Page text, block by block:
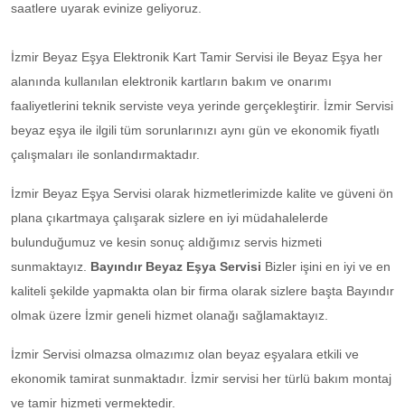
saatlere uyarak evinize geliyoruz.
İzmir Beyaz Eşya Elektronik Kart Tamir Servisi ile Beyaz Eşya her
alanında kullanılan elektronik kartların bakım ve onarımı
faaliyetlerini teknik serviste veya yerinde gerçekleştirir. İzmir Servisi
beyaz eşya ile ilgili tüm sorunlarınızı aynı gün ve ekonomik fiyatlı
çalışmaları ile sonlandırmaktadır.
İzmir Beyaz Eşya Servisi olarak hizmetlerimizde kalite ve güveni ön
plana çıkartmaya çalışarak sizlere en iyi müdahalelerde
bulunduğumuz ve kesin sonuç aldığımız servis hizmeti
sunmaktayız. Bayındır Beyaz Eşya Servisi Bizler işini en iyi ve en
kaliteli şekilde yapmakta olan bir firma olarak sizlere başta Bayındır
olmak üzere İzmir geneli hizmet olanağı sağlamaktayız.
İzmir Servisi olmazsa olmazımız olan beyaz eşyalara etkili ve
ekonomik tamirat sunmaktadır. İzmir servisi her türlü bakım montaj
ve tamir hizmeti vermektedir.